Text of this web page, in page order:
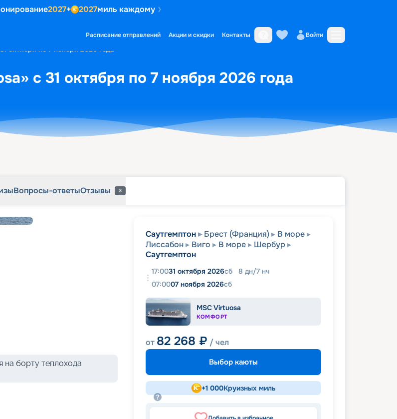
2027+ 2027миль каждому
Расписание отправлений Акции и скидки Контакты Войти
октября по 7 ноября 2026 года
с 31 октября по 7 ноября 2026 года
Вопросы-ответыОтзывы 3
на борту теплохода
Саутгемптон Брест (Франция)
В море
Лиссабон
Виго В море
Шербур
Саутгемптон
17:0031 октября 2026сб 8 дн/7 нч
07:0007 ноября 2026сб
MSC Virtuosa
КОМФОРТ
от 82 268 ₽ / чел
Выбор каюты
+1 000Круизных миль